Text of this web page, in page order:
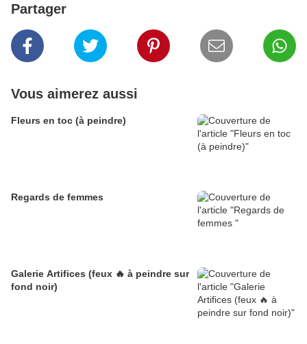
Partager
Vous aimerez aussi
Fleurs en toc (à peindre)
Regards de femmes
Galerie Artifices (feux 🔥 à peindre sur
fond noir)